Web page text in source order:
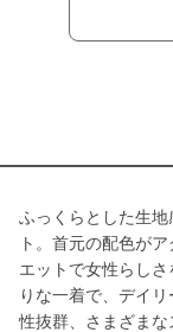
ふっくらとした生
ト。首元の配色が
エットで女性らし
りな一着で、デイ
性抜群、さまざま